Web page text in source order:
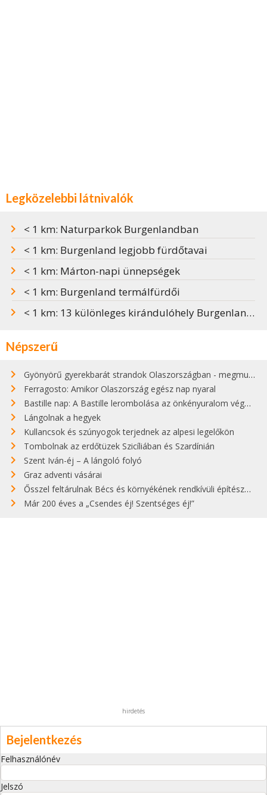
Legközelebbi látnivalók
< 1 km: Naturparkok Burgenlandban
< 1 km: Burgenland legjobb fürdőtavai
< 1 km: Márton-napi ünnepségek
< 1 km: Burgenland termálfürdői
< 1 km: 13 különleges kirándulóhely Burgenlandban
Népszerű
Gyönyörű gyerekbarát strandok Olaszországban - megmutatjuk a 15 legjobbat
Ferragosto: Amikor Olaszország egész nap nyaral
Bastille nap: A Bastille lerombolása az önkényuralom végét jelentette
Lángolnak a hegyek
Kullancsok és szúnyogok terjednek az alpesi legelőkön
Tombolnak az erdőtüzek Szicíliában és Szardínián
Szent Iván-éj – A lángoló folyó
Graz adventi vásárai
Ősszel feltárulnak Bécs és környékének rendkívüli építészeti kincsei
Már 200 éves a „Csendes éj! Szentséges éj!”
hirdetés
Bejelentkezés
Felhasználónév
Jelszó